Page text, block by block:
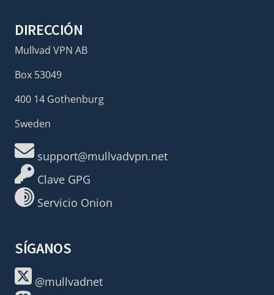
DIRECCIÓN
Mullvad VPN AB
Box 53049
400 14 Gothenburg
Sweden
support@mullvadvpn.net
Clave GPG
Servicio Onion
SÍGANOS
@mullvadnet